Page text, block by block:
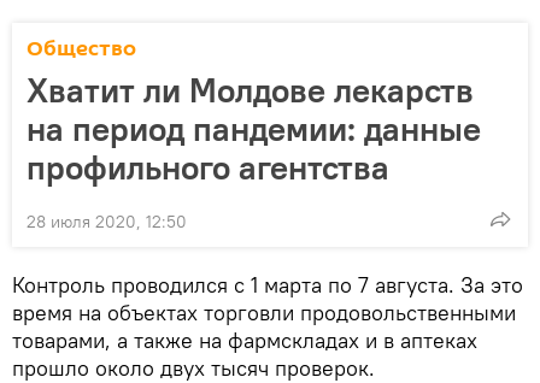
Общество
Хватит ли Молдове лекарств
на период пандемии: данные
профильного агентства
28 июля 2020, 12:50
Контроль проводился с 1 марта по 7 августа. За это
время на объектах торговли продовольственными
товарами, а также на фармскладах и в аптеках
прошло около двух тысяч проверок.